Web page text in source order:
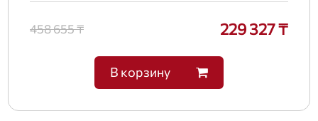
458 655 ₸ 229 327 ₸
В корзину